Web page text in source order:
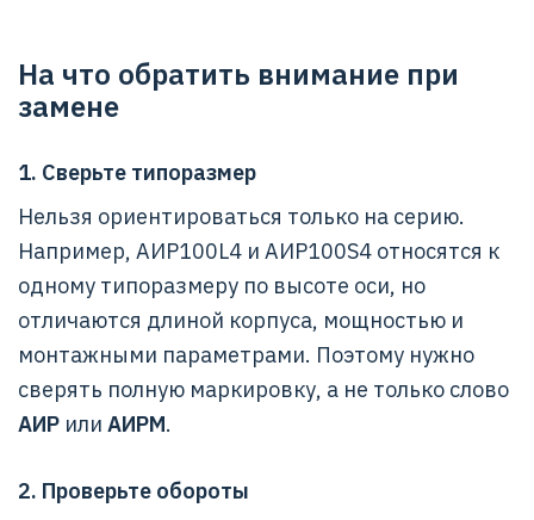
На что обратить внимание при
замене
1. Сверьте типоразмер
Нельзя ориентироваться только на серию.
Например, АИР100L4 и АИР100S4 относятся к
одному типоразмеру по высоте оси, но
отличаются длиной корпуса, мощностью и
монтажными параметрами. Поэтому нужно
сверять полную маркировку, а не только слово
АИР или АИРМ.
2. Проверьте обороты